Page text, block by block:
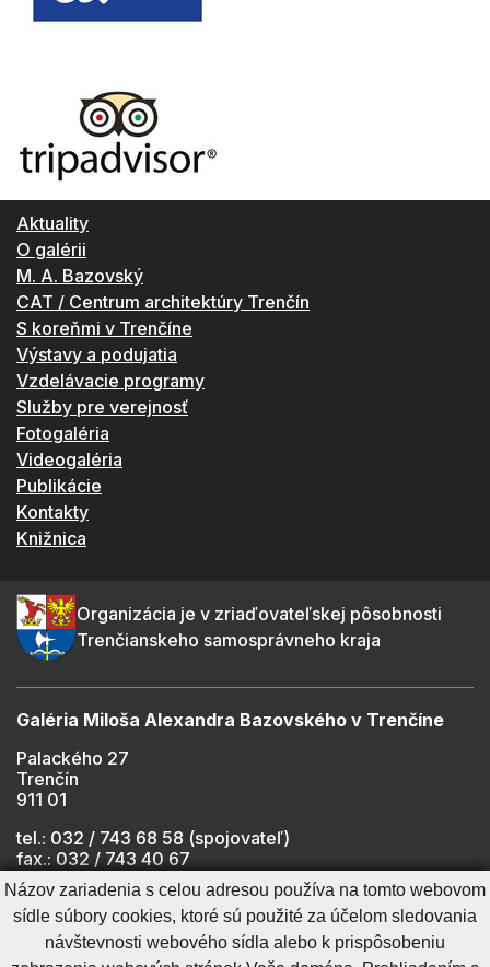
Aktuality
O galérii
M. A. Bazovský
CAT / Centrum architektúry Trenčín
S koreňmi v Trenčíne
Výstavy a podujatia
Vzdelávacie programy
Služby pre verejnosť
Fotogaléria
Videogaléria
Publikácie
Kontakty
Knižnica
Organizácia je v zriaďovateľskej pôsobnosti
Trenčianskeho samosprávneho kraja
Galéria Miloša Alexandra Bazovského v Trenčíne
Palackého 27
Trenčín
911 01
tel.: 032 / 743 68 58 (spojovateľ)
fax.: 032 / 743 40 67
e-mail:
info@gmab.sk
Cookies nastavenie
Ochrana osobných údajov
Názov zariadenia s celou adresou používa na tomto webovom
sídle súbory cookies, ktoré sú použité za účelom sledovania
návštevnosti webového sídla alebo k prispôsobeniu